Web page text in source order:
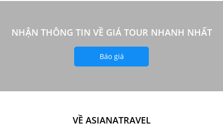
NHẬN THÔNG TIN VỀ GIÁ TOUR NHANH NHẤT
Báo giá
VỀ ASIANATRAVEL